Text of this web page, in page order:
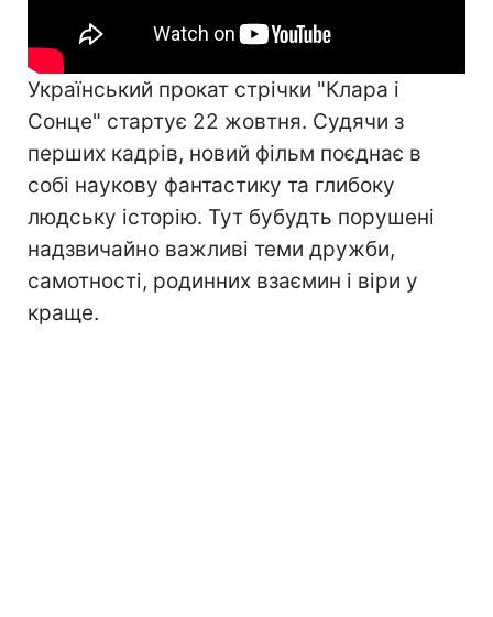
Український прокат стрічки "Клара і
Сонце" стартує 22 жовтня. Судячи з
перших кадрів, новий фільм поєднає в
собі наукову фантастику та глибоку
людську історію. Тут бубудть порушені
надзвичайно важливі теми дружби,
самотності, родинних взаємин і віри у
краще.